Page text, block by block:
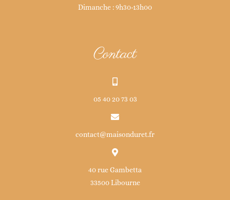
Dimanche : 9h30-13h00
Contact
05 40 20 73 03
contact@maisonduret.fr
40 rue Gambetta
33500 Libourne